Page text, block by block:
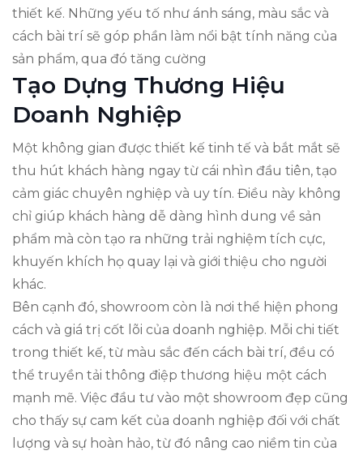
thiết kế. Những yếu tố như ánh sáng, màu sắc và
cách bài trí sẽ góp phần làm nổi bật tính năng của
sản phẩm, qua đó tăng cường
Tạo Dựng Thương Hiệu
Doanh Nghiệp
Một không gian được thiết kế tinh tế và bắt mắt sẽ
thu hút khách hàng ngay từ cái nhìn đầu tiên, tạo
cảm giác chuyên nghiệp và uy tín. Điều này không
chỉ giúp khách hàng dễ dàng hình dung về sản
phẩm mà còn tạo ra những trải nghiệm tích cực,
khuyến khích họ quay lại và giới thiệu cho người
khác.
Bên cạnh đó, showroom còn là nơi thể hiện phong
cách và giá trị cốt lõi của doanh nghiệp. Mỗi chi tiết
trong thiết kế, từ màu sắc đến cách bài trí, đều có
thể truyền tải thông điệp thương hiệu một cách
mạnh mẽ. Việc đầu tư vào một showroom đẹp cũng
cho thấy sự cam kết của doanh nghiệp đối với chất
lượng và sự hoàn hảo, từ đó nâng cao niềm tin của